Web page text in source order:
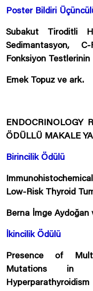
Poster Bildiri
Subakut Tiroditli
Sedimantasyon,
Fonksiyon Testlerinin
Emek Topuz ve ark.
ENDOCRINOLOGY
ÖDÜLLÜ MAKALE
Birincilik Ödülü
Low-Risk Thyroid
Berna İmge Aydoğan
İkincilik Ödülü
Presence of
Mutations in